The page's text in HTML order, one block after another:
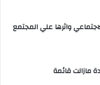
واثرها علي المجتمع
مازالت قائمة